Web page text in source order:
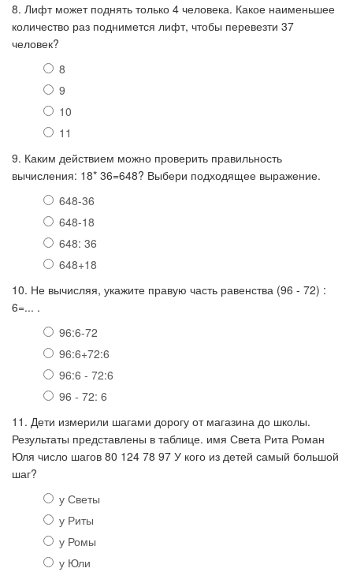
8. Лифт может поднять только 4 человека. Какое наименьшее
количество раз поднимется лифт, чтобы перевезти 37
человек?
8
9
10
11
9. Каким действием можно проверить правильность
вычисления: 18* 36=648? Выбери подходящее выражение.
648-36
648-18
648: 36
648+18
10. Не вычисляя, укажите правую часть равенства (96 - 72) :
6=... .
96:6-72
96:6+72:6
96:6 - 72:6
96 - 72: 6
11. Дети измерили шагами дорогу от магазина до школы.
Результаты представлены в таблице. имя Света Рита Роман
Юля число шагов 80 124 78 97 У кого из детей самый большой
шаг?
у Светы
у Риты
у Ромы
у Юли